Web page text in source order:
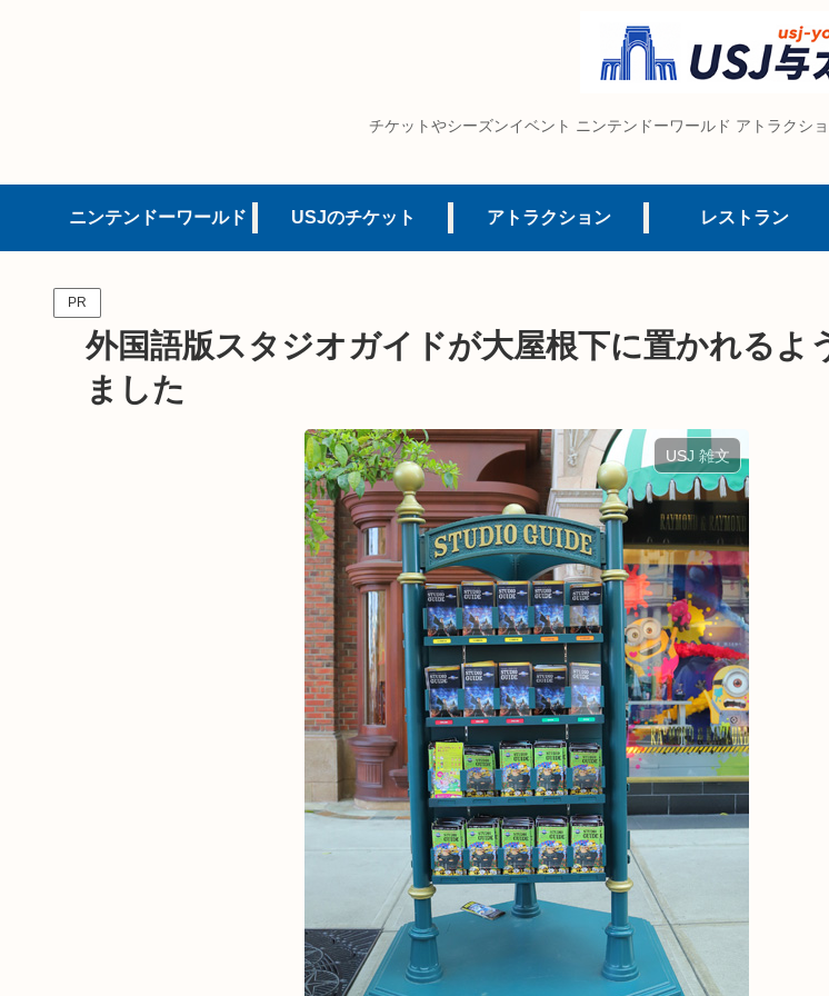
チケットやシーズンイベント ニンテンドーワールド アトラクシ
ニンテンドーワールド USJのチケット アトラクション レストラン
PR
外国語版スタジオガイドが大屋根下に置かれるよ
ました
USJ 雑文